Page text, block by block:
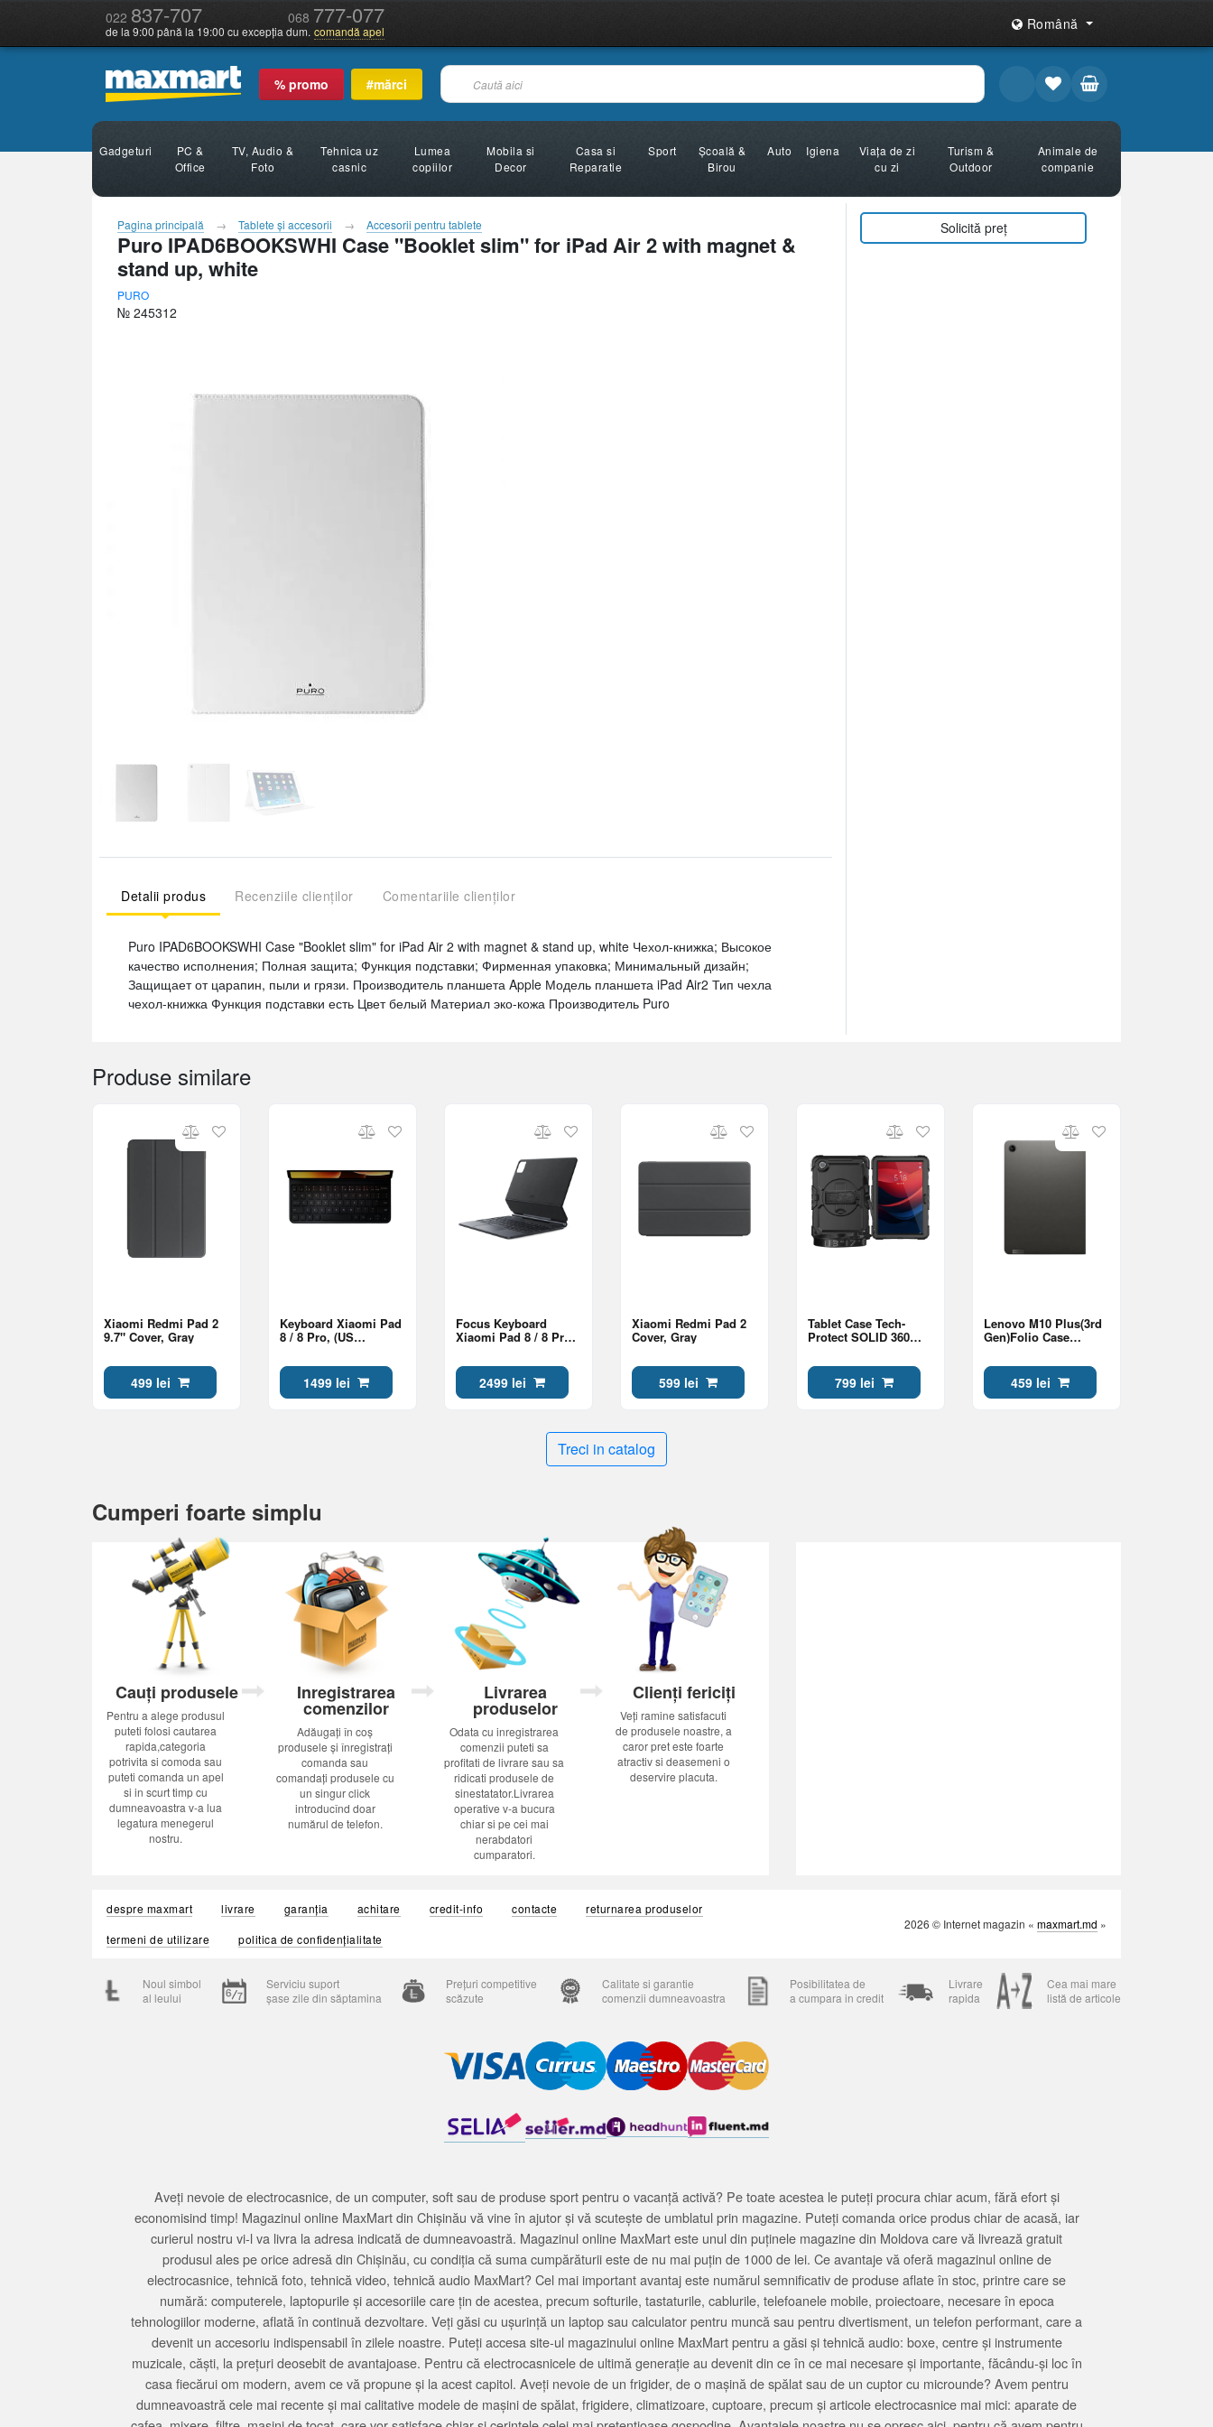
022 837-707 068 777-077
de la 9:00 până la 19:00 cu excepția dum. comandă apel Română
% promo #mărci
Gadgeturi
PC &
Office
TV, Audio &
Foto
Tehnica uz
casnic
Lumea
copiilor
Mobila si
Decor
Casa si
Reparatie
Sport
Şcoală &
Birou
Auto Igiena
Viața de zi
cu zi
Turism &
Outdoor
Animale de
companie
Pagina principală Tablete şi accesorii Accesorii pentru tablete
Puro IPAD6BOOKSWHI Case "Booklet slim" for iPad Air 2 with magnet &
stand up, white
PURO
№ 245312
Detalii produs Recenziile clienților Comentariile clienților
Puro IPAD6BOOKSWHI Case "Booklet slim" for iPad Air 2 with magnet & stand up, white Чехол-книжка; Высокое
качество исполнения; Полная защита; Функция подставки; Фирменная упаковка; Минимальный дизайн;
Защищает от царапин, пыли и грязи. Производитель планшета Apple Модель планшета iPad Air2 Тип чехла
чехол-книжка Функция подставки есть Цвет белый Материал эко-кожа Производитель Puro
Solicită preț
Produse similare
Xiaomi Redmi Pad 2
9.7" Cover, Gray
499 lei
Keyboard Xiaomi Pad
8 / 8 Pro, (US
1499 lei
Focus Keyboard
Xiaomi Pad 8 / 8 Pro,
2499 lei
Xiaomi Redmi Pad 2
Cover, Gray
599 lei
Tablet Case Tech-
Protect SOLID 360
Black
799 lei
Lenovo M10 Plus(3rd
Gen)Folio Case
459 lei
Treci in catalog
Cumperi foarte simplu
Cauți produsele
Pentru a alege produsul
puteti folosi cautarea
rapida,categoria
potrivita si comoda sau
puteti comanda un apel
si in scurt timp cu
dumneavoastra v-a lua
legatura menegerul
nostru.
Inregistrarea
comenzilor
Adăugați în coș
produsele și înregistrați
comanda sau
comandați produsele cu
un singur click
introducînd doar
numărul de telefon.
Livrarea
produselor
Odata cu inregistrarea
comenzii puteti sa
profitati de livrare sau sa
ridicati produsele de
sinestatator.Livrarea
operative v-a bucura
chiar si pe cei mai
nerabdatori
cumparatori.
Clienți fericiți
Veți ramine satisfacuti
de produsele noastre, a
caror pret este foarte
atractiv si deasemeni o
deservire placuta.
despre maxmart livrare garanția achitare credit-info contacte
returnarea produselor
termeni de utilizare
politica de confidențialitate
2026 © Internet magazin « maxmart.md »
Noul simbol
al leului
Serviciu suport
șase zile din săptamina
Prețuri competitive
scăzute
Calitate si garantie
comenzii dumneavoastra
Posibilitatea de
a cumpara in credit
Livrare
rapida
Cea mai mare
listă de articole
Aveți nevoie de electrocasnice, de un computer, soft sau de produse sport pentru o vacanță activă? Pe toate acestea le puteți procura chiar acum, fără efort și
economisind timp! Magazinul online MaxMart din Chișinău vă vine în ajutor și vă scutește de umblatul prin magazine. Puteți comanda orice produs chiar de acasă, iar
curierul nostru vi-l va livra la adresa indicată de dumneavoastră. Magazinul online MaxMart este unul din puținele magazine din Moldova care vă livrează gratuit
produsul ales pe orice adresă din Chișinău, cu condiția că suma cumpărăturii este de nu mai puțin de 1000 de lei. Ce avantaje vă oferă magazinul online de
electrocasnice, tehnică foto, tehnică video, tehnică audio MaxMart? Cel mai important avantaj este numărul semnificativ de produse aflate în stoc, printre care se
numără: computerele, laptopurile și accesoriile care țin de acestea, precum softurile, tastaturile, cablurile, telefoanele mobile, proiectoare, necesare în epoca
tehnologiilor moderne, aflată în continuă dezvoltare. Veți găsi cu ușurință un laptop sau calculator pentru muncă sau pentru divertisment, un telefon performant, care a
devenit un accesoriu indispensabil în zilele noastre. Puteți accesa site-ul magazinului online MaxMart pentru a găsi și tehnică audio: boxe, centre și instrumente
muzicale, căști, la prețuri deosebit de avantajoase. Pentru că electrocasnicele de ultimă generație au devenit din ce în ce mai necesare și importante, făcându-și loc în
casa fiecărui om modern, avem ce vă propune și la acest capitol. Aveți nevoie de un frigider, de o mașină de spălat sau de un cuptor cu microunde? Avem pentru
dumneavoastră cele mai recente și mai calitative modele de mașini de spălat, frigidere, climatizoare, cuptoare, precum și articole electrocasnice mai mici: aparate de